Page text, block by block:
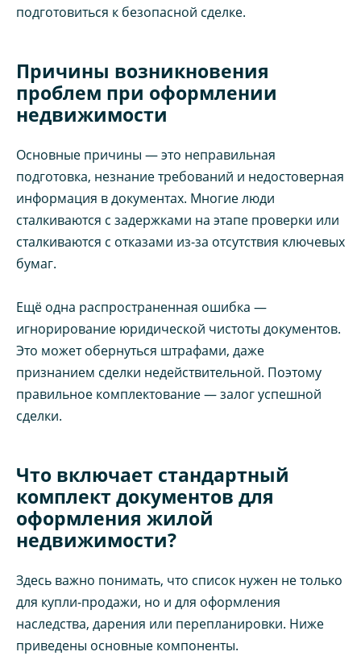
подготовиться к безопасной сделке.
Причины возникновения
проблем при оформлении
недвижимости
Основные причины — это неправильная
подготовка, незнание требований и недостоверная
информация в документах. Многие люди
сталкиваются с задержками на этапе проверки или
сталкиваются с отказами из-за отсутствия ключевых
бумаг.
Ещё одна распространенная ошибка —
игнорирование юридической чистоты документов.
Это может обернуться штрафами, даже
признанием сделки недействительной. Поэтому
правильное комплектование — залог успешной
сделки.
Что включает стандартный
комплект документов для
оформления жилой
недвижимости?
Здесь важно понимать, что список нужен не только
для купли-продажи, но и для оформления
наследства, дарения или перепланировки. Ниже
приведены основные компоненты.